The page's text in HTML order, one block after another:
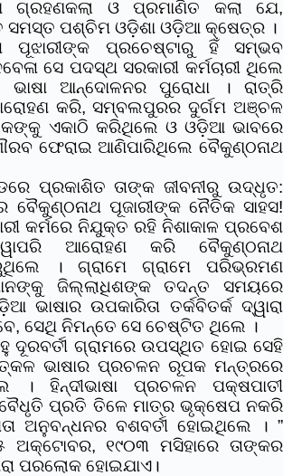
ଗ୍ରହଣକଲା ଓ ପ୍ରମାଣିତ କଲା ଯେ,
ପଶ୍ଚିମ ଓଡ଼ିଶା ଓଡ଼ିଆ କ୍ଷେତ୍ର ।
ପୂଝାରୀଙ୍କ ପ୍ରଚେଷ୍ଟାରୁ ହିଁ ସମ୍ଭବ
ସେ ପଦସ୍ଥ ସରକାରୀ କର୍ମଚାରୀ ଥିଲେ
ଆନ୍ଦୋଳନର ପୁରୋଧା । ରାତ୍ରି
କରି, ସମ୍ବଲପୁରର ଦୁର୍ଗମ ଅଞ୍ଚଳ
ଏକାଠି କରିଥିଲେ ଓ ଓଡ଼ିଆ ଭାବରେ
ଫେରାଇ ଆଣିପାରିଥିଲେ ବୈକୁଣ୍ଠନାଥ
ପ୍ରକାଶିତ ତାଙ୍କ ଜୀବନୀରୁ ଉଦ୍ଧୃତ:
ବୈକୁଣ୍ଠନାଥ ପୂଜାରୀଙ୍କ ନୈତିକ ସାହସ!
କର୍ମରେ ନିଯୁକ୍ତ ରହି ନିଶାକାଳ ପ୍ରବେଶ
ଆରୋହଣ କରି ବୈକୁଣ୍ଠନାଥ
। ଗ୍ରାମେ ଗ୍ରାମେ ପରିଭ୍ରମଣ
ଜିଲ୍ଲାଧିଶଙ୍କ ତଦନ୍ତ ସମୟରେ
ଭାଷାର ଉପକାରିତା ତର୍କବିତର୍କ ଦ୍ୱାରା
ସେଥି ନିମନ୍ତେ ସେ ଚେଷ୍ଟିତ ଥିଲେ ।
ଦୂରବର୍ତୀ ଗ୍ରାମରେ ଉପସ୍ଥିତ ହୋଇ ସେହି
ଭାଷାର ପ୍ରଚଳନ ରୂପକ ମନ୍ତ୍ରରେ
। ହିନ୍ଦୀଭାଷା ପ୍ରଚଳନ ପକ୍ଷପାତୀ
ବୈଧୃତି ପ୍ରତି ତିଳେ ମାତ୍ର ଭୃକ୍ଷେପ ନକରି
ଅନୁବନ୍ଧନର ବଶବର୍ତୀ ହୋଇଥିଲେ । ”
୧୯୦୩ ମସିହାରେ ତାଙ୍କର
ପରଲୋକ ହୋଇଯାଏ।